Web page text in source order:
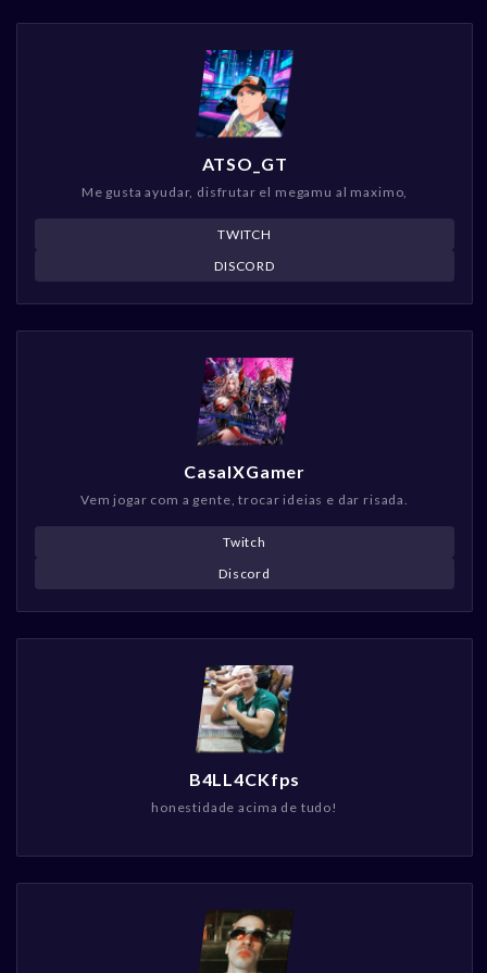
ATSO_GT
Me gusta ayudar, disfrutar el megamu al maximo,
TWITCH
DISCORD
CasalXGamer
Vem jogar com a gente, trocar ideias e dar risada.
Twitch
Discord
B4LL4CKfps
honestidade acima de tudo!